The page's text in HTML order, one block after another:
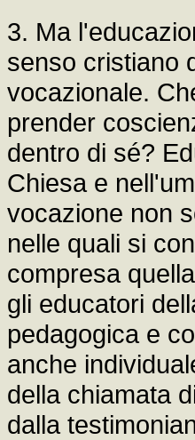
3. Ma
senso cristiano
vocazionale.
prender
dentro di sé?
Chiesa e
vocazione non
nelle quali si
compresa
gli educatori
pedagogica e
anche
della chiamata
dalla